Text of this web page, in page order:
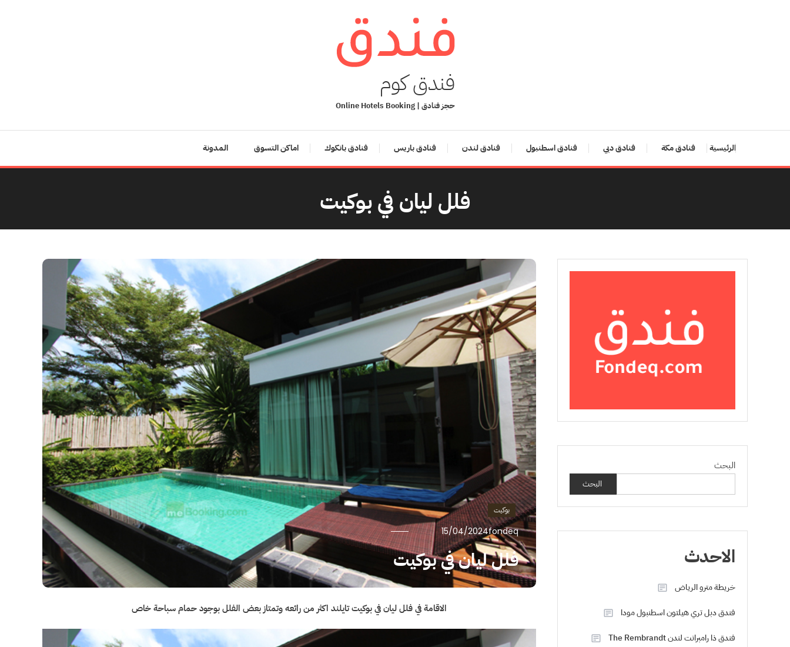
فندق كوم
حجز فنادق | Online Hotels Booking
الرئيسية فنادق مكة فنادق دبي فنادق اسطنبول فنادق لندن فنادق باريس فنادق بانكوك اماكن التسوق المدونة
فلل ليان في بوكيت
بوكيت
15/04/2024fondeq
فلل ليان في بوكيت
الاقامة في فلل ليان في بوكيت تايلند اكثر من رائعه وتمتاز بعض الفلل بوجود حمام سباحة خاص
البحث
البحث
الاحدث
خريطة مترو الرياض
فندق دبل تري هيلتون اسطنبول مودا
فندق ذا رامبرانت لندن The Rembrandt